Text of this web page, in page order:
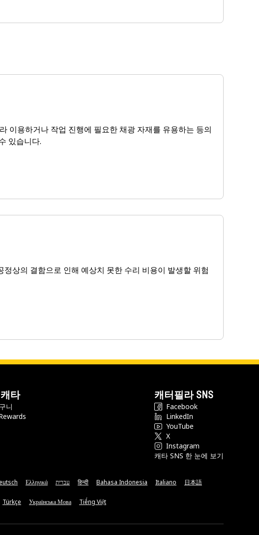
이용하거나 작업 진행에 필요한 채광 자재를 유용하는 등의
있습니다.
상의 결함으로 인해 예상치 못한 수리 비용이 발생할 위험
캐타
니
캐터필라 SNS
Facebook
LinkedIn
YouTube
X
Instagram
캐타 SNS 한 눈에 보기
Ελληνικά עברית हिन्दी Bahasa Indonesia Italiano 日本語
Türkçe Українська Мова Tiếng Việt